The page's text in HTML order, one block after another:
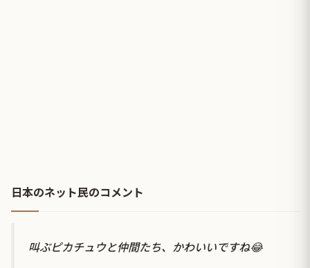
日本のネット民のコメント
叫ぶピカチュウと仲間たち、かわいいですね😂